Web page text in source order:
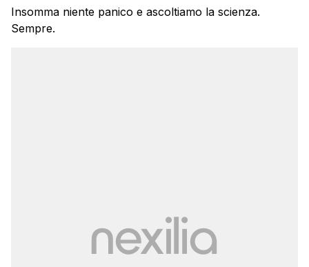
Insomma niente panico e ascoltiamo la scienza.
Sempre.